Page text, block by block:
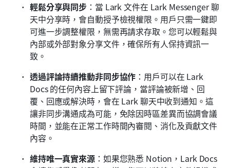
輕鬆分享與同步 ：當 Lark 文件在 Lark Messenger 聊
天中分享時，會自動授予檢視權限。用戶只需一鍵即
可進一步調整權限，無需再請求存取。您可以輕鬆與
內部或外部對象分享文件，確保所有人保持資訊一
致。
透過評論持續推動非同步協作 ：用戶可以在 Lark
Docs 的任何內容上留下評論，當評論被新增、回
覆、回應或解決時，會在 Lark 聊天中收到通知。這
讓非同步溝通成為可能，免除因時區差異而協調會議
時間，並能在正常工作時間內審閱、消化及貢獻文件
內容。
維持唯一真實來源：如果您熟悉 Notion，Lark Docs